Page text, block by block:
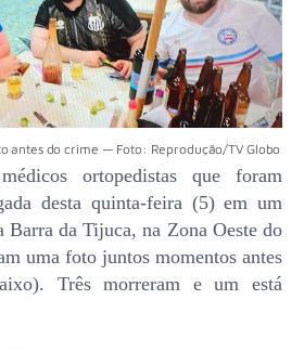
antes do crime — Foto: Reprodução/TV Globo
médicos ortopedistas que foram
desta quinta-feira (5) em um
Barra da Tijuca, na Zona Oeste do
uma foto juntos momentos antes
Três morreram e um está